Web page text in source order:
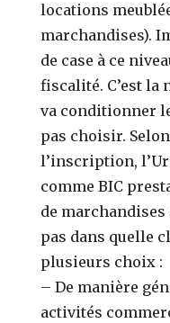
locations
marchandises).
de case à ce
fiscalité. C’est la
va conditionner
pas choisir.
l’inscription,
comme BIC
de marchandises
pas dans quelle
plusieurs choix :
– De manière
activités